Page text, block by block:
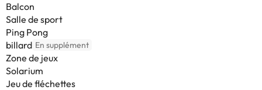
Balcon
Salle de sport
Ping Pong
billard En supplément
Zone de jeux
Solarium
Jeu de fléchettes